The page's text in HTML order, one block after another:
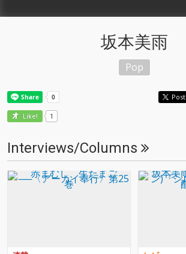
坂本美雨
Pop
Post
Like! 1
Interviews/Columns